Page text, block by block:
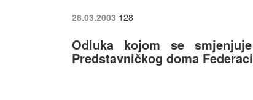
28.03.2003 128
Odluka kojom se
Predstavničkog doma